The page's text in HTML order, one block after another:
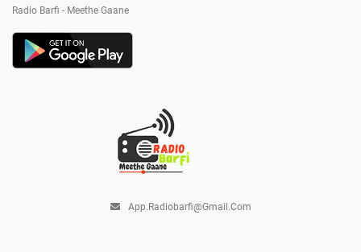
Radio Barfi - Meethe Gaane
App.radiobarfi@gmail.com